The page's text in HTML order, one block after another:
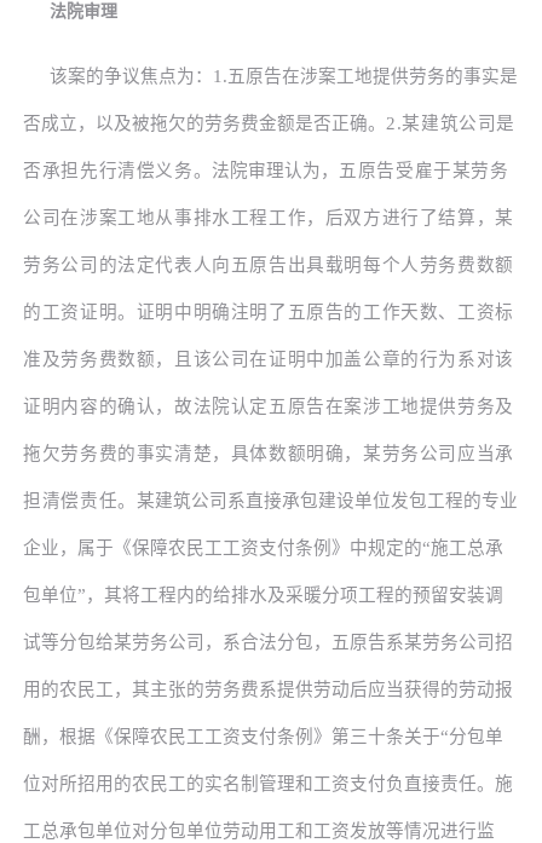
法院审理
该案的争议焦点为： 1.五原告在涉案工地提供劳务的事实是
否成立，以及被拖欠的劳务费金额是否正确。 2.某建筑公司是
否承担先行清偿义务。 法院审理认为， 五原告受雇于某劳务
公司在涉案工地从事排水工程工作，后双方进行了结算，某
劳务公司的法定代表人向五原告出具载明每个人劳务费数额
的工资证明。证明中明确注明了五原告的工作天数、工资标
准及劳务费数额，且该公司在证明中加盖公章的行为系对该
证明内容的确认，故法院认定五原告在案涉工地提供劳务及
拖欠劳务费的事实清楚，具体数额明确，某劳务公司应当承
担清偿责任。 某建筑公司系直接承包建设单位发包工程的专业
企业，属于《保障农民工工资支付条例》中规定的“施工总承
包单位”，其将工程内的给排水及采暖分项工程的预留安装调
试等分包给某劳务公司，系合法分包，五原告系某劳务公司招
用的农民工，其主张的劳务费系提供劳动后应当获得的劳动报
酬，根据《保障农民工工资支付条例》第三十条关于“分包单
位对所招用的农民工的实名制管理和工资支付负直接责任。施
工总承包单位对分包单位劳动用工和工资发放等情况进行监